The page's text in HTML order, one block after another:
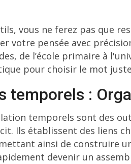
vous ne ferez pas que
votre pensée avec
de l’école primaire à
pour choisir le mot
temporels :
temporels sont des
Ils établissent des liens
ainsi de construire
devenir un